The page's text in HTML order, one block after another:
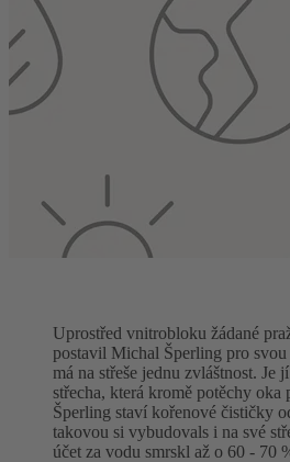
Uprostřed vnitrobloku žádané
postavil Michal Šperling pro
má na střeše jednu zvláštnost. Je
střecha, která kromě potěchy
Šperling staví kořenové čističky
takovou si vybudovals i na své
účet za vodu smrskl až o 60 - 70